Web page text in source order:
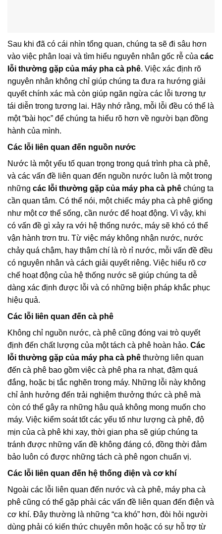
Sau khi đã có cái nhìn tổng quan, chúng ta sẽ đi sâu hơn
vào việc phân loại và tìm hiểu nguyên nhân gốc rễ của các
lỗi thường gặp của máy pha cà phê. Việc xác định rõ
nguyên nhân không chỉ giúp chúng ta đưa ra hướng giải
quyết chính xác mà còn giúp ngăn ngừa các lỗi tương tự
tái diễn trong tương lai. Hãy nhớ rằng, mỗi lỗi đều có thể là
một “bài học” để chúng ta hiểu rõ hơn về người bạn đồng
hành của mình.
Các lỗi liên quan đến nguồn nước
Nước là một yếu tố quan trọng trong quá trình pha cà phê,
và các vấn đề liên quan đến nguồn nước luôn là một trong
những các lỗi thường gặp của máy pha cà phê chúng ta
cần quan tâm. Có thể nói, một chiếc máy pha cà phê giống
như một cơ thể sống, cần nước để hoạt động. Vì vậy, khi
có vấn đề gì xảy ra với hệ thống nước, máy sẽ khó có thể
vận hành trơn tru. Từ việc máy không nhận nước, nước
chảy quá chậm, hay thậm chí là rò rỉ nước, mỗi vấn đề đều
có nguyên nhân và cách giải quyết riêng. Việc hiểu rõ cơ
chế hoạt động của hệ thống nước sẽ giúp chúng ta dễ
dàng xác định được lỗi và có những biện pháp khắc phục
hiệu quả.
Các lỗi liên quan đến cà phê
Không chỉ nguồn nước, cà phê cũng đóng vai trò quyết
định đến chất lượng của một tách cà phê hoàn hảo. Các
lỗi thường gặp của máy pha cà phê thường liên quan
đến cà phê bao gồm việc cà phê pha ra nhạt, đậm quá
đắng, hoặc bị tắc nghẽn trong máy. Những lỗi này không
chỉ ảnh hưởng đến trải nghiệm thưởng thức cà phê mà
còn có thể gây ra những hậu quả không mong muốn cho
máy. Việc kiểm soát tốt các yếu tố như lượng cà phê, độ
mịn của cà phê khi xay, thời gian pha sẽ giúp chúng ta
tránh được những vấn đề không đáng có, đồng thời đảm
bảo luôn có được những tách cà phê ngon chuẩn vị.
Các lỗi liên quan đến hệ thống điện và cơ khí
Ngoài các lỗi liên quan đến nước và cà phê, máy pha cà
phê cũng có thể gặp phải các vấn đề liên quan đến điện và
cơ khí. Đây thường là những “ca khó” hơn, đòi hỏi người
dùng phải có kiến thức chuyên môn hoặc có sự hỗ trợ từ